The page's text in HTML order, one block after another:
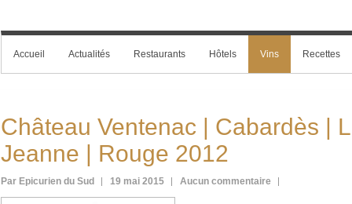
Accueil Actualités Restaurants Hôtels Vins Recettes
Château Ventenac | Cabardès |
Jeanne | Rouge 2012
Par Epicurien du Sud 19 mai 2015 Aucun commentaire